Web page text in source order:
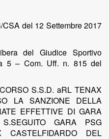
CSA del 12 Settembre 2017
del Giudice Sportivo
5 – Com. Uff. n. 815 del
S.S.D. aRL TENAX
LA SANZIONE DELLA
EFFETTIVE DI GARA
GARA PSG
CASTELFIDARDO DEL